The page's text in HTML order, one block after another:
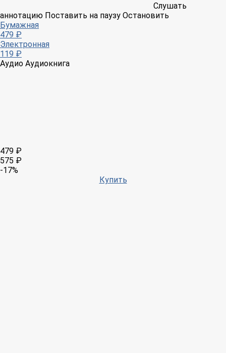
Слушать
аннотацию Поставить на паузу Остановить
Бумажная
479 ₽
Электронная
119 ₽
Аудио Аудиокнига
479 ₽
575 ₽
-17%
Купить